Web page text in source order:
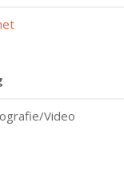
Video